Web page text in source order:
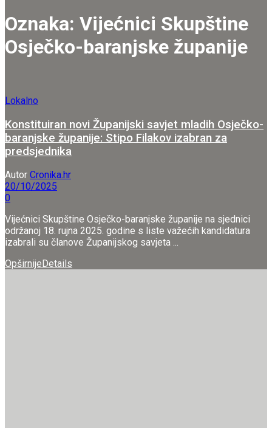
Oznaka: Vijećnici Skupštine
Osječko-baranjske županije
Lokalno
Konstituiran novi Županijski savjet mladih Osječko-
baranjske županije: Stipo Filakov izabran za
predsjednika
Autor Cronika.hr
20/10/2025
0
Vijećnici Skupštine Osječko-baranjske županije na sjednici
održanoj 18. rujna 2025. godine s liste važećih kandidatura
izabrali su članove Županijskog savjeta ...
Opširnije Details